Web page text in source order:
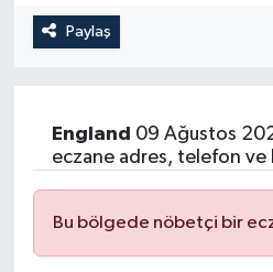
Paylaş
England 09 Ağustos
eczane adres, telefon ve
Bu bölgede nöbetçi bir